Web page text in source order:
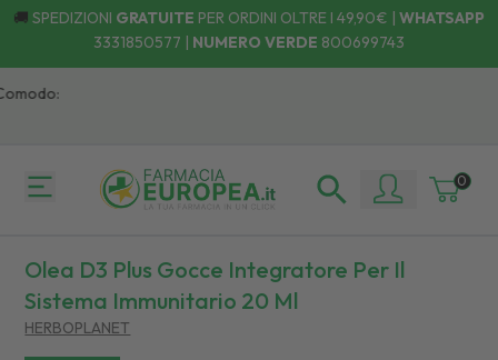
🚚 SPEDIZIONI GRATUITE PER ORDINI OLTRE I 49,90€ | WHATSAPP
3331850577 | NUMERO VERDE 800699743
0
Olea D3 Plus Gocce Integratore Per Il
Sistema Immunitario 20 Ml
HERBOPLANET